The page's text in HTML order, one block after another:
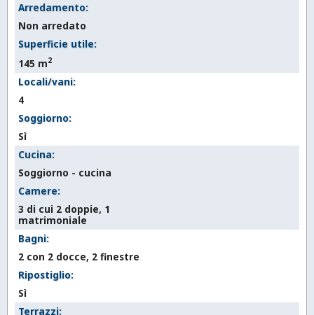
Arredamento:
Non arredato
Superficie utile:
145 m2
Locali/vani:
4
Soggiorno:
Sì
Cucina:
Soggiorno - cucina
Camere:
3 di cui 2 doppie, 1
matrimoniale
Bagni:
2 con 2 docce, 2 finestre
Ripostiglio:
Sì
Terrazzi: